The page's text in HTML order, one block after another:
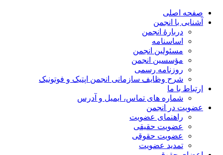
صفحه اصلی
آشنایی با انجمن
دربارۀ انجمن
اساسنامه
مسئولین انجمن
مؤسسین انجمن
روزنامه رسمی
شرح وظایف سازمانی انجمن اپتیک و فوتونیک
ارتباط با ما
شماره های تماس، ایمیل و آدرس
عضویت در انجمن
راهنمای عضویت
عضویت حقیقی
عضویت حقوقی
تمدید عضویت